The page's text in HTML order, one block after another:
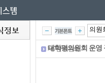
제7편 위원회
대학평의원회 운영